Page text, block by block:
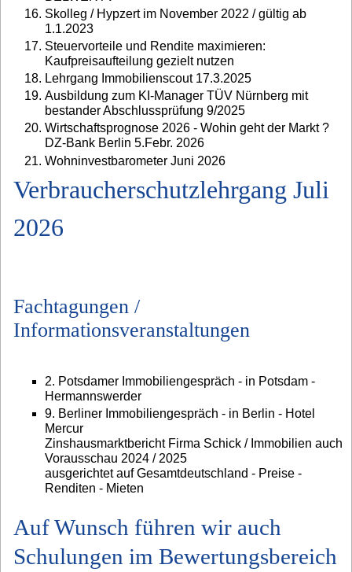
Skolleg / Hypzert im November 2022 / gültig ab
1.1.2023
Steuervorteile und Rendite maximieren:
Kaufpreisaufteilung gezielt nutzen
Lehrgang Immobilienscout 17.3.2025
Ausbildung zum KI-Manager TÜV Nürnberg mit
bestander Abschlussprüfung 9/2025
Wirtschaftsprognose 2026 - Wohin geht der Markt ?
DZ-Bank Berlin 5.Febr. 2026
Wohninvestbarometer Juni 2026
Verbraucherschutzlehrgang Juli
2026
Fachtagungen /
Informationsveranstaltungen
2. Potsdamer Immobiliengespräch - in Potsdam -
Hermannswerder
9. Berliner Immobiliengespräch - in Berlin - Hotel
Mercur
Zinshausmarktbericht Firma Schick / Immobilien auch
Vorausschau 2024 / 2025
ausgerichtet auf Gesamtdeutschland - Preise -
Renditen - Mieten
Auf Wunsch führen wir auch
Schulungen im Bewertungsbereich